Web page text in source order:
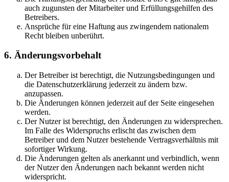
auch zugunsten der Mitarbeiter und Erfüllungsgehilfen des
Betreibers.
Ansprüche für eine Haftung aus zwingendem nationalem
Recht bleiben unberührt.
6. Änderungsvorbehalt
Der Betreiber ist berechtigt, die Nutzungsbedingungen und
die Datenschutzerklärung jederzeit zu ändern bzw.
anzupassen.
Die Änderungen können jederzeit auf der Seite eingesehen
werden.
Der Nutzer ist berechtigt, den Änderungen zu widersprechen.
Im Falle des Widerspruchs erlischt das zwischen dem
Betreiber und dem Nutzer bestehende Vertragsverhältnis mit
sofortiger Wirkung.
Die Änderungen gelten als anerkannt und verbindlich, wenn
der Nutzer den Änderungen nach bekannt werden nicht
widerspricht.